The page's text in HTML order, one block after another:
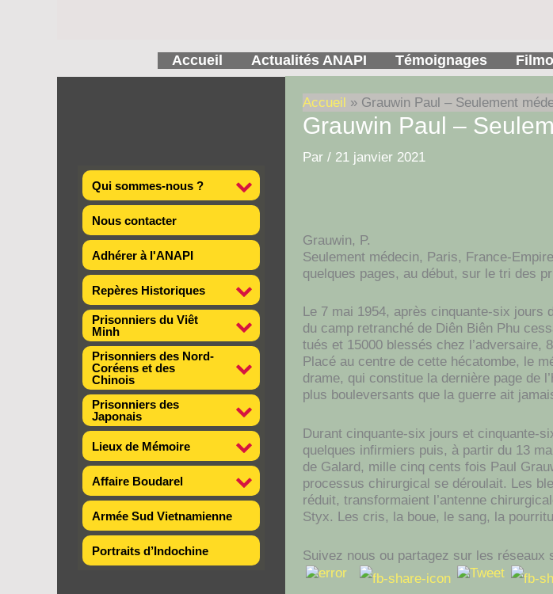
Accueil Actualités ANAPI Témoignages
Qui sommes-nous ?
Nous contacter
Adhérer à l'ANAPI
Repères Historiques
Prisonniers du Viêt
Minh
Prisonniers des Nord-
Coréens et des
Chinois
Prisonniers des
Japonais
Lieux de Mémoire
Affaire Boudarel
Armée Sud Vietnamienne
Portraits d’Indochine
Accueil Grauwin Paul – Seulement
Grauwin Paul –
Par / 21 janvier 2021
Grauwin, P.
Seulement médecin, Paris, France-
quelques pages, au début, sur le tri des
Le 7 mai 1954, après cinquante-six
du camp retranché de Diên Biên Phu
tués et 15000 blessés chez l’adversaire,
Placé au centre de cette hécatombe, le
drame, qui constitue la dernière page de
plus bouleversants que la guerre ait
Durant cinquante-six jours et cinquante-
quelques infirmiers puis, à partir du 13
de Galard, mille cinq cents fois Paul
processus chirurgical se déroulait. Les
réduit, transformaient l’antenne
Styx. Les cris, la boue, le sang, la
Suivez nous ou partagez sur les réseaux